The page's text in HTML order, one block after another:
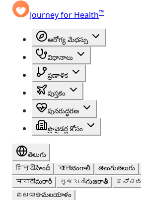
Journey for Health™
ఆరోగ్య మేధస్సు
విధానాలు
ప్రణాళిక
పుస్తకం
పునరుద్ధరణ
ప్రొవైడర్ల కోసం
తెలుగు
हिन्दीహిందీ বাংলাబెంగాలీ తెలుగుతెలుగు
मराठीమరాఠీ ગુજરાતીగుజరాతీ ಕನ್ನಡ
മലയാളംమలయాళం